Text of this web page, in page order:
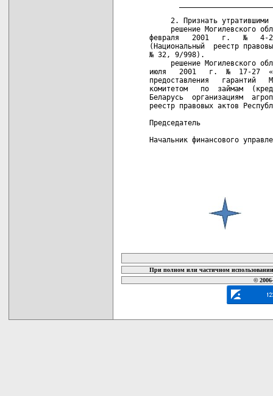
2. Признать утратившими
решение Могилевского
февраля   2001   г.   №   4-21
(Национальный  реестр
№ 32, 9/998).
решение Могилевского
июля   2001   г.  №  17-27
предоставления   гарантий
комитетом   по  займам
Беларусь  организациям
реестр правовых актов
Председатель
Начальник финансового
При полном или частичном
©